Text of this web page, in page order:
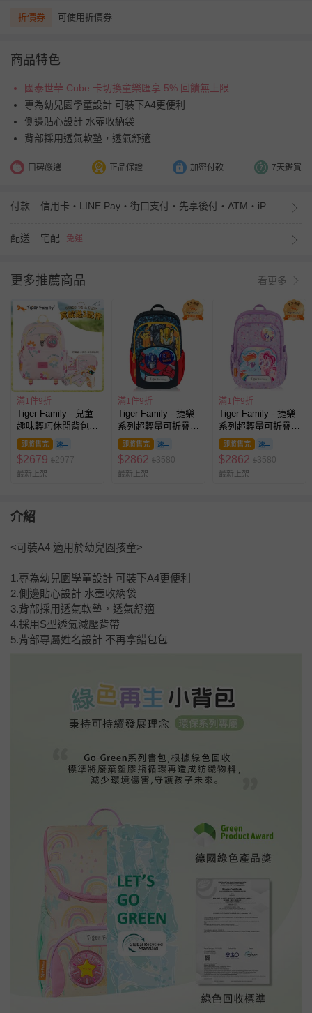
折價券 可使用折價券
商品特色
國泰世華 Cube 卡切換童樂匯享 5% 回饋無上限
專為幼兒園學童設計 可裝下A4更便利
側邊貼心設計 水壺收納袋
背部採用透氣軟墊，透氣舒適
口碑嚴選 正品保證 加密付款 7天鑑賞
付款 信用卡・LINE Pay・街口支付・先享後付・ATM・iPASS MONEY
配送 宅配 免運
更多推薦商品 看更多
滿1件9折
Tiger Family - 兒童
趣味輕巧休閒背包
(小尺寸)-花花世界
│Kanga 大掛包
【團購優惠】-贈三
件組 (野餐墊+小掛
不另行通知另行通知
即將售完
$2679 $2977
最新上架
滿1件9折
Tiger Family - 捷樂
系列超輕量可折疊護
脊書包-博派聯盟
即將售完
$2862 $3580
最新上架
滿1件9折
Tiger Family - 捷樂
系列超輕量可折疊護
脊書包-雲寶&碧琪
(聯名款)
即將售完
$2862 $3580
最新上架
介紹
<可裝A4 適用於幼兒園孩童>
1.專為幼兒園學童設計 可裝下A4更便利
2.側邊貼心設計 水壺收納袋
3.背部採用透氣軟墊，透氣舒適
4.採用S型透氣減壓背帶
5.背部專屬姓名設計 不再拿錯包包